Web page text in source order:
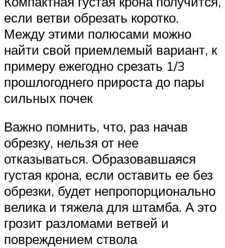
если ветви обрезать коротко.
Между этими полюсами можно
найти свой приемлемый вариант, к
примеру ежегодно срезать 1/3
прошлогоднего прироста до пары
сильных почек
Важно помнить, что, раз начав
обрезку, нельзя от нее
отказываться. Образовавшаяся
густая крона, если оставить ее без
обрезки, будет непропорционально
велика и тяжела для штамба. А это
грозит разломами ветвей и
повреждением ствола